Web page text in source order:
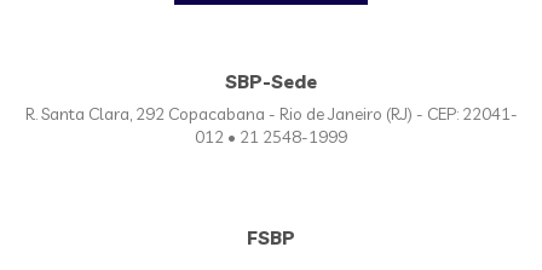
SBP-Sede
R. Santa Clara, 292 Copacabana - Rio de Janeiro (RJ) - CEP: 22041-
012 • 21 2548-1999
FSBP